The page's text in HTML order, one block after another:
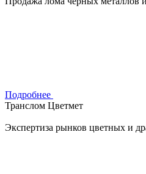
Подробнее
Транслом Цветмет
Экспертиза рынков цветных и